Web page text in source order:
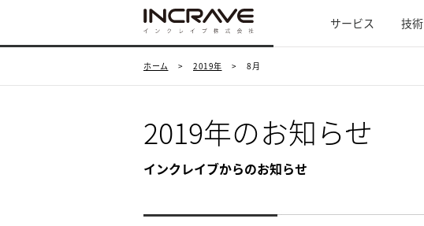
サービス 技術
ホーム > 2019年 > 8月
2019年のお知らせ
インクレイブからのお知らせ